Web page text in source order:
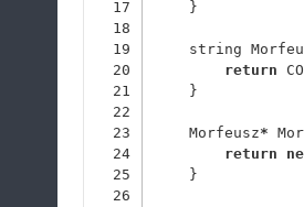
17
18
19
20
21
22
23
24
25
26
}
string
return
}
Morfeusz*
return
}